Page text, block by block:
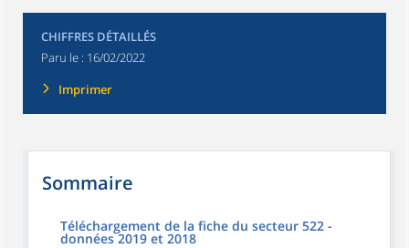
CHIFFRES DÉTAILLÉS
Paru le : 16/02/2022
Imprimer
Sommaire
Téléchargement de la fiche du secteur 522 -
données 2019 et 2018